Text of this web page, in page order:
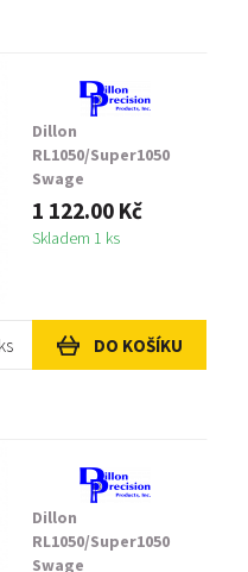
Dillon
RL1050/Super1050
Swage
Backup/Expander,
Rifle Back
Up/Expander .223
1 122.00 Kč
Skladem 1 ks
ks DO KOŠÍKU
Dillon
RL1050/Super1050
Swage